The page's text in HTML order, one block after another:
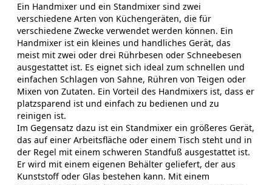
Ein Handmixer und ein Standmixer sind zwei
verschiedene Arten von Küchengeräten, die für
verschiedene Zwecke verwendet werden können. Ein
Handmixer ist ein kleines und handliches Gerät, das
meist mit zwei oder drei Rührbesen oder Schneebesen
ausgestattet ist. Es eignet sich ideal zum schnellen und
einfachen Schlagen von Sahne, Rühren von Teigen oder
Mixen von Zutaten. Ein Vorteil des Handmixers ist, dass er
platzsparend ist und einfach zu bedienen und zu
reinigen ist.
Im Gegensatz dazu ist ein Standmixer ein größeres Gerät,
das auf einer Arbeitsfläche oder einem Tisch steht und in
der Regel mit einem schweren Standfuß ausgestattet ist.
Er wird mit einem eigenen Behälter geliefert, der aus
Kunststoff oder Glas bestehen kann. Mit einem